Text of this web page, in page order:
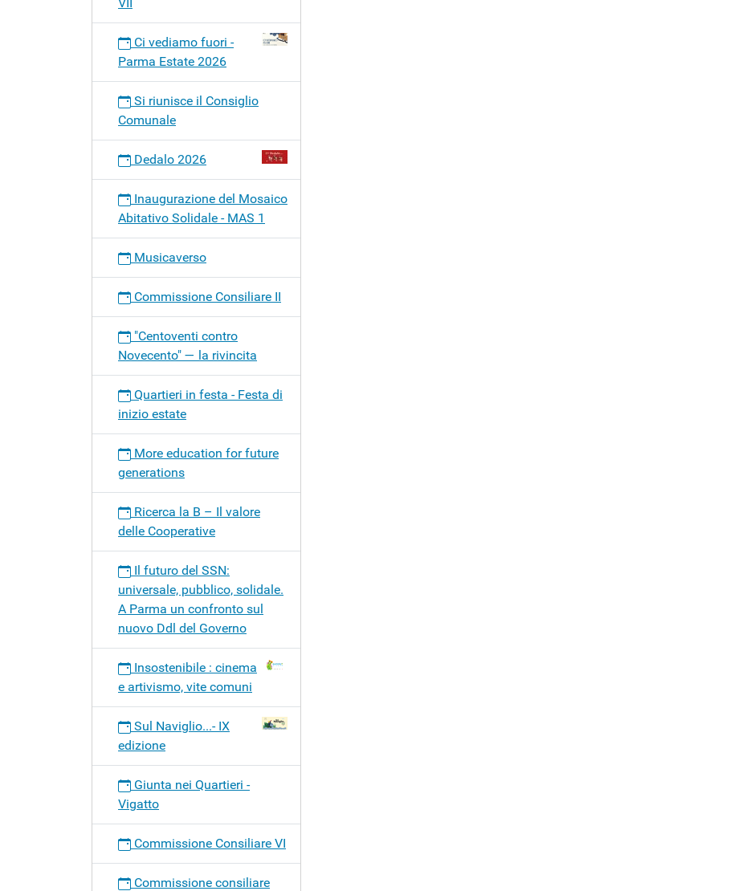
Ci vediamo fuori -
Parma Estate 2026
Si riunisce il Consiglio
Comunale
Dedalo 2026
Inaugurazione del Mosaico
Abitativo Solidale - MAS 1
Musicaverso
Commissione Consiliare II
"Centoventi contro
Novecento" — la rivincita
Quartieri in festa - Festa di
inizio estate
More education for future
generations
Ricerca la B – Il valore
delle Cooperative
Il futuro del SSN:
universale, pubblico, solidale.
A Parma un confronto sul
nuovo Ddl del Governo
Insostenibile : cinema
e artivismo, vite comuni
Sul Naviglio...- IX
edizione
Giunta nei Quartieri -
Vigatto
Commissione Consiliare VI
Commissione consiliare